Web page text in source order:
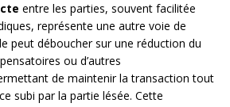
entre les parties, souvent facilitée
représente une autre voie de
peut déboucher sur une réduction du
ou d’autres
de maintenir la transaction tout
subi par la partie lésée. Cette